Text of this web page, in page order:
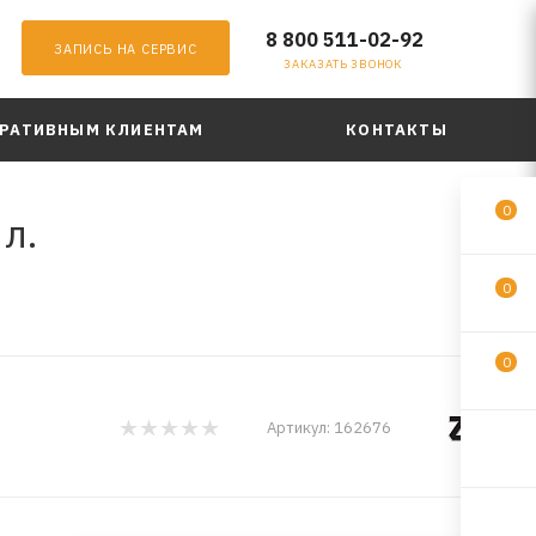
ЗАПИСЬ НА СЕРВИС 8 800 511-02-92
ЗАКАЗАТЬ ЗВОНОК
КЛИЕНТАМ КОНТАКТЫ
Артикул: 162676
0
0
0